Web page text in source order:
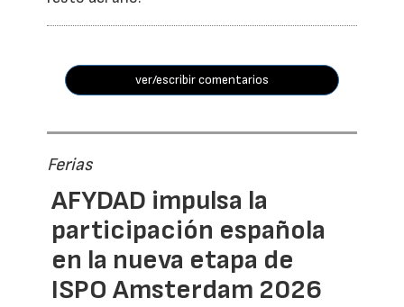
ver/escribir comentarios
Ferias
AFYDAD impulsa la
participación española
en la nueva etapa de
ISPO Amsterdam 2026